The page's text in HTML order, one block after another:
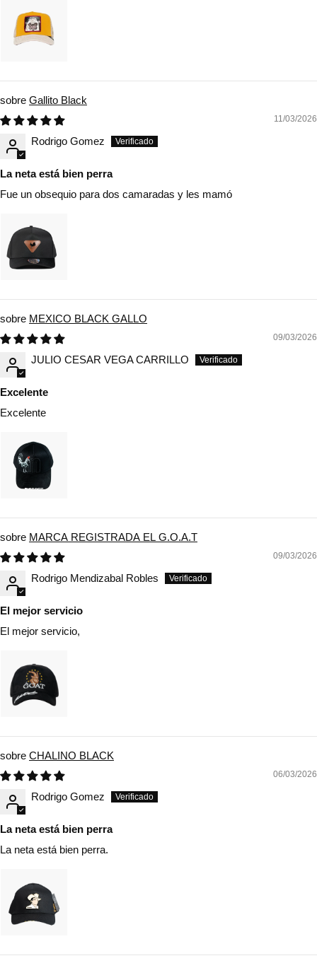
Gallito Black
11/03/2026
Rodrigo Gomez
La neta está bien perra
Fue un obsequio para dos camaradas y les mamó
MEXICO BLACK GALLO
09/03/2026
JULIO CESAR VEGA CARRILLO
Excelente
Excelente
MARCA REGISTRADA EL G.O.A.T
09/03/2026
Rodrigo Mendizabal Robles
El mejor servicio
El mejor servicio,
CHALINO BLACK
06/03/2026
Rodrigo Gomez
La neta está bien perra
La neta está bien perra.